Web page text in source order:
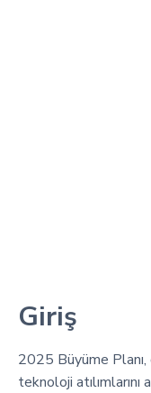
Giriş
2025 Büyüme Planı,
teknoloji